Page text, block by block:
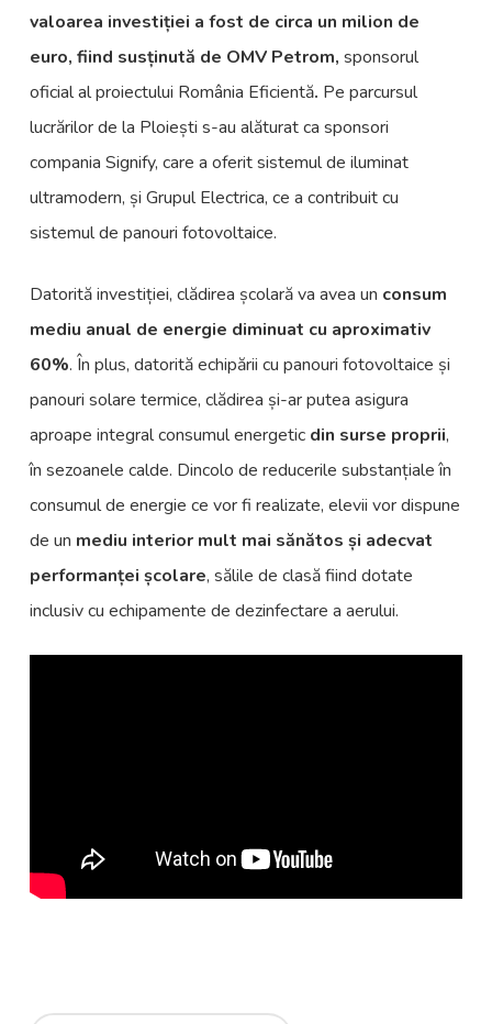
valoarea investiției a fost de circa un milion de
euro, fiind susținută de OMV Petrom, sponsorul
oficial al proiectului România Eficientă. Pe parcursul
lucrărilor de la Ploiești s-au alăturat ca sponsori
compania Signify, care a oferit sistemul de iluminat
ultramodern, și Grupul Electrica, ce a contribuit cu
sistemul de panouri fotovoltaice.
Datorită investiției, clădirea școlară va avea un consum
mediu anual de energie diminuat cu aproximativ
60%. În plus, datorită echipării cu panouri fotovoltaice și
panouri solare termice, clădirea și-ar putea asigura
aproape integral consumul energetic din surse proprii,
în sezoanele calde. Dincolo de reducerile substanțiale în
consumul de energie ce vor fi realizate, elevii vor dispune
de un mediu interior mult mai sănătos și adecvat
performanței școlare, sălile de clasă fiind dotate
inclusiv cu echipamente de dezinfectare a aerului.